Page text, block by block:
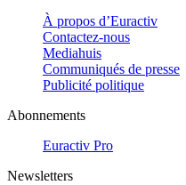
À propos d’Euractiv
Contactez-nous
Mediahuis
Communiqués de presse
Publicité politique
Abonnements
Euractiv Pro
Newsletters